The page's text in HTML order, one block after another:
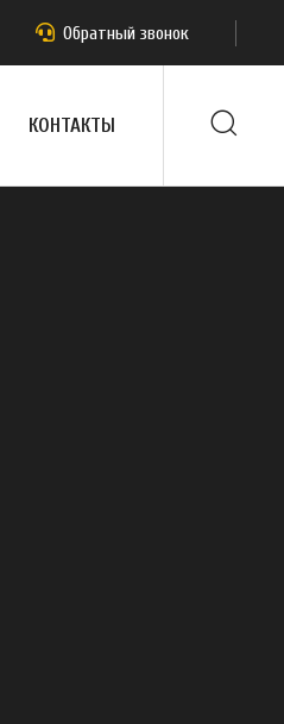
Обратный звонок
КОНТАКТЫ